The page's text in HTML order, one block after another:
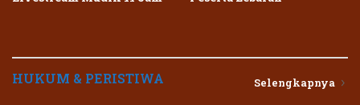
HUKUM & PERISTIWA Selengkapnya